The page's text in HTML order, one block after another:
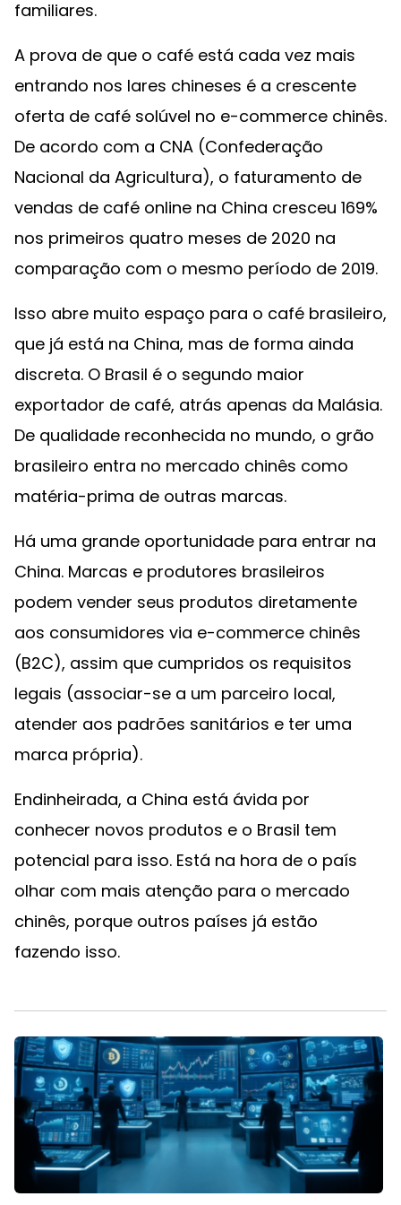
familiares.
A prova de que o café está cada vez mais
entrando nos lares chineses é a crescente
oferta de café solúvel no e-commerce chinês.
De acordo com a CNA (Confederação
Nacional da Agricultura), o faturamento de
vendas de café online na China cresceu 169%
nos primeiros quatro meses de 2020 na
comparação com o mesmo período de 2019.
Isso abre muito espaço para o café brasileiro,
que já está na China, mas de forma ainda
discreta. O Brasil é o segundo maior
exportador de café, atrás apenas da Malásia.
De qualidade reconhecida no mundo, o grão
brasileiro entra no mercado chinês como
matéria-prima de outras marcas.
Há uma grande oportunidade para entrar na
China. Marcas e produtores brasileiros
podem vender seus produtos diretamente
aos consumidores via e-commerce chinês
(B2C), assim que cumpridos os requisitos
legais (associar-se a um parceiro local,
atender aos padrões sanitários e ter uma
marca própria).
Endinheirada, a China está ávida por
conhecer novos produtos e o Brasil tem
potencial para isso. Está na hora de o país
olhar com mais atenção para o mercado
chinês, porque outros países já estão
fazendo isso.